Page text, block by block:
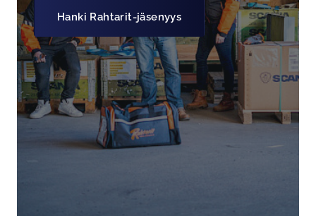
Hanki Rahtarit-jäsenyys